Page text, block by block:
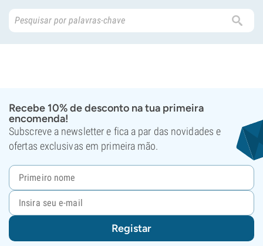
Recebe 10% de desconto na tua primeira
encomenda!
Subscreve a newsletter e fica a par das novidades e
ofertas exclusivas em primeira mão.
Registar